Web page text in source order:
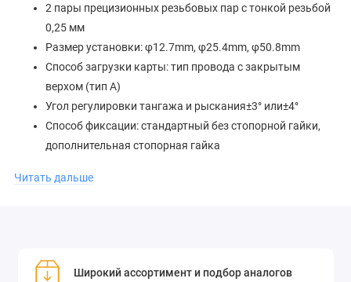
2 пары прецизионных резьбовых пар с тонкой резьбой
0,25 мм
Размер установки: φ12.7mm, φ25.4mm, φ50.8mm
Способ загрузки карты: тип провода с закрытым
верхом (тип А)
Угол регулировки тангажа и рыскания±3° или±4°
Способ фиксации: стандартный без стопорной гайки,
дополнительная стопорная гайка
Двухмерная проволочная рама OMTOOLS с закрытым
оптимизирован за счет конструктивного исполнения, точной
Читать дальше
Широкий ассортимент и подбор аналогов